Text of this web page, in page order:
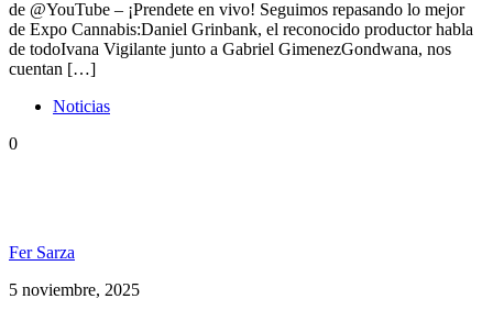
de @YouTube – ¡Prendete en vivo! Seguimos repasando lo mejor
de Expo Cannabis:Daniel Grinbank, el reconocido productor habla
de todoIvana Vigilante junto a Gabriel GimenezGondwana, nos
cuentan […]
Noticias
0
Fer Sarza
5 noviembre, 2025